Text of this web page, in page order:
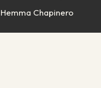
Hemma Chapinero